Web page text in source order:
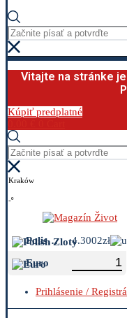
Vitajte na stránke
Kúpiť predplatné
Kraków
-º
Polish Zloty
4.3002zł
Euro
Prihlásenie /